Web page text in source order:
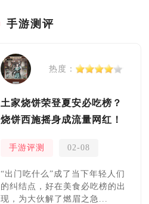
手游测评
热度：
土家烧饼荣登夏安必吃榜？
烧饼西施摇身成流量网红！
手游评测 02-08
“出门吃什么”成了当下年轻人们
的纠结点，好在美食必吃榜的出
现，为大伙解了燃眉之急...